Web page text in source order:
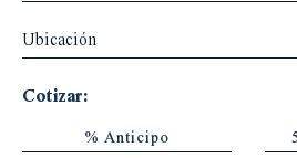
Ubicación
Cotizar:
% Anticipo